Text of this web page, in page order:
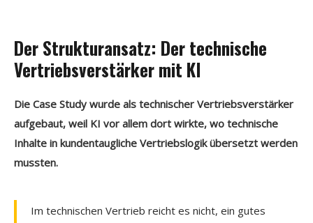
Der Strukturansatz: Der technische
Vertriebsverstärker mit KI
Die Case Study wurde als technischer Vertriebsverstärker
aufgebaut, weil KI vor allem dort wirkte, wo technische
Inhalte in kundentaugliche Vertriebslogik übersetzt werden
mussten.
Im technischen Vertrieb reicht es nicht, ein gutes